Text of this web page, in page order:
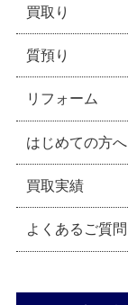
買取り
質預り
リフォーム
はじめての方へ
買取実績
よくあるご質問